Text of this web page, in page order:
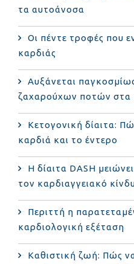
τα αυτοάνοσα
Οι πέντε τροφές που
καρδιάς
Αυξάνεται
ζαχαρούχων ποτών στα
Κετογονική δίαιτα:
καρδιά και το έντερο
Η δίαιτα DASH
τον καρδιαγγειακό
Περιττή η
καρδιολογική εξέταση
Καθιστική ζωή: Πώς